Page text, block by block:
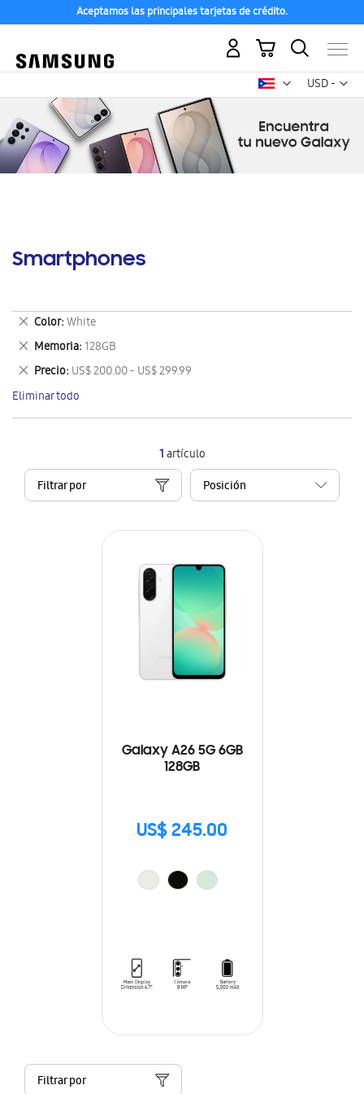
Aceptamos las principales tarjetas de crédito.
USD -
dólar
Mi carrito
Smartphones
1artículo
Filtrar por
Galaxy A26 5G 6GB
128GB
US$ 245.00
Filtrar por
Color White
Eliminar
este
artículo
Memoria 128GB
Eliminar
este
artículo
Precio US$ 200.00 - US$ 299.99
Eliminar
este
artículo
Eliminar todo